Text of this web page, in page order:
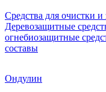
Средства для очистки
Деревозащитные
огнебиозащитные
составы
Ондулин